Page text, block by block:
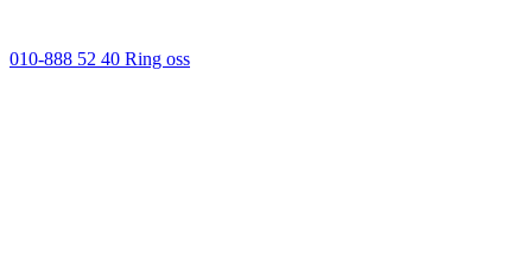
010-888 52 40 Ring oss